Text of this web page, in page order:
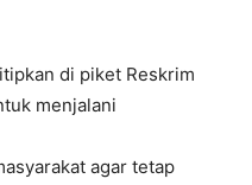
di piket Reskrim
menjalani
agar tetap